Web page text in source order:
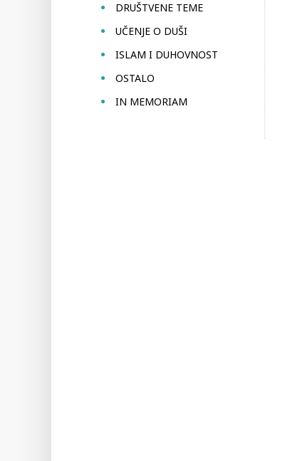
DRUŠTVENE TEME
UČENJE O DUŠI
ISLAM I DUHOVNOST
OSTALO
IN MEMORIAM